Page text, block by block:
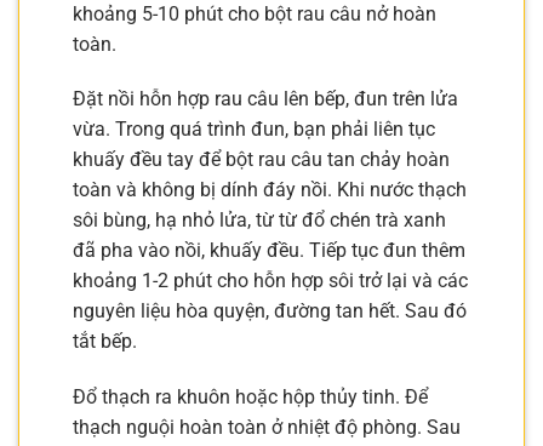
khoảng 5-10 phút cho bột rau câu nở hoàn
toàn.
Đặt nồi hỗn hợp rau câu lên bếp, đun trên lửa
vừa. Trong quá trình đun, bạn phải liên tục
khuấy đều tay để bột rau câu tan chảy hoàn
toàn và không bị dính đáy nồi. Khi nước thạch
sôi bùng, hạ nhỏ lửa, từ từ đổ chén trà xanh
đã pha vào nồi, khuấy đều. Tiếp tục đun thêm
khoảng 1-2 phút cho hỗn hợp sôi trở lại và các
nguyên liệu hòa quyện, đường tan hết. Sau đó
tắt bếp.
Đổ thạch ra khuôn hoặc hộp thủy tinh. Để
thạch nguội hoàn toàn ở nhiệt độ phòng. Sau